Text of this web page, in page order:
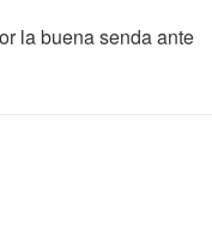
la buena senda ante